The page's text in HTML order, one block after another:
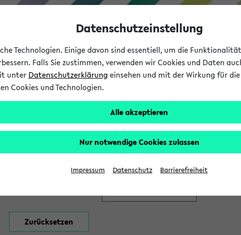
Studium
Datenschutzeinstellung
Technologien. Einige davon sind essentiell, um die
Falls Sie zustimmen, verwenden wir Cookies und Daten
unter Datenschutzerklärung einsehen und mit der Wirkung für
Cookies und Technologien.
Alle akzeptieren
Nur notwendige Cookies zulassen
Impressum Datenschutz Barrierefreiheit